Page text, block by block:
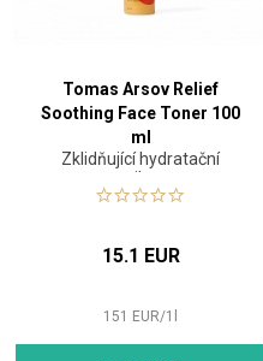
Tomas Arsov Relief
Soothing Face Toner 100
ml
Zklidňující hydratační
tonikum
15.1 EUR
151 EUR/1